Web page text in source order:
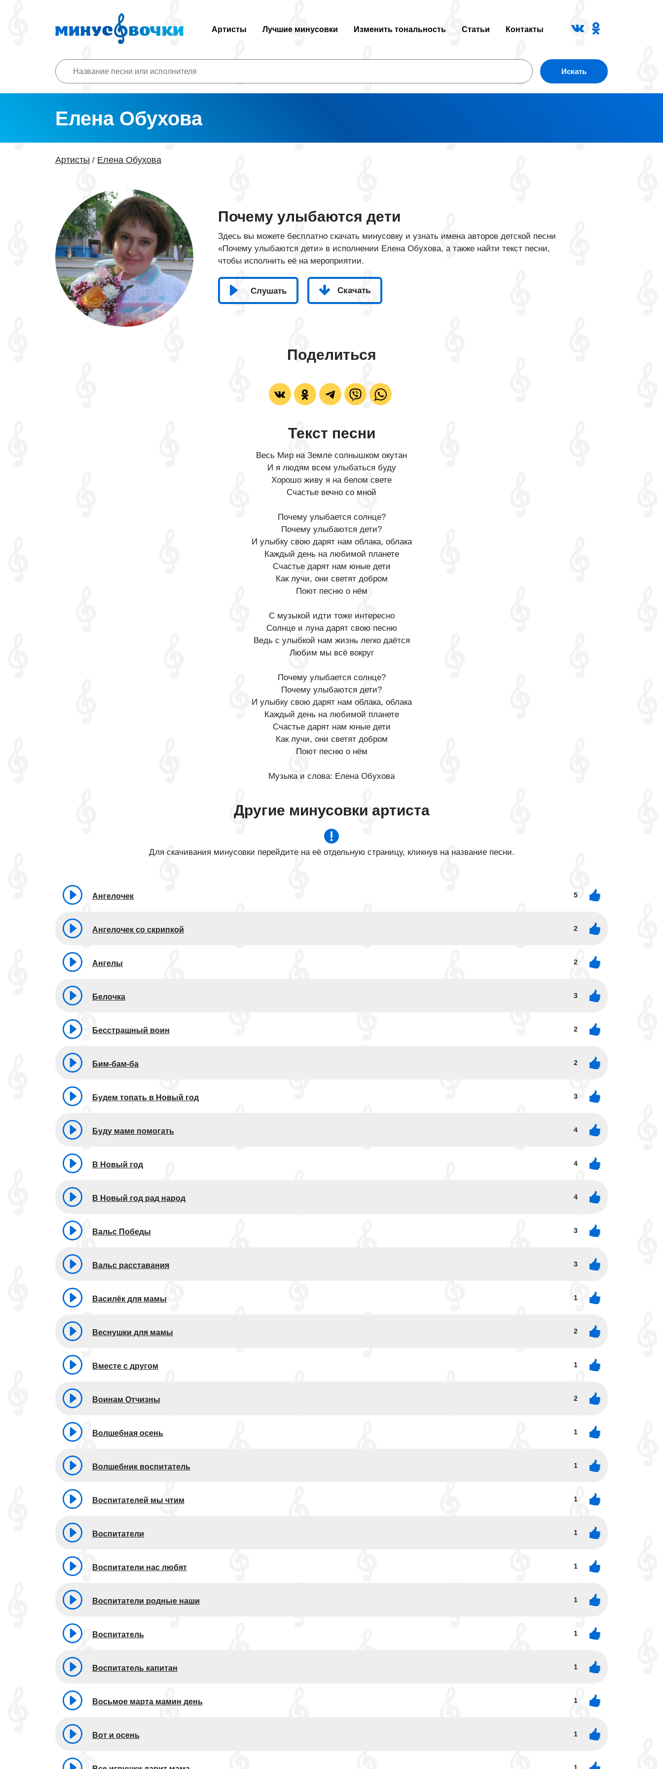
Артисты Лучшие минусовки Изменить тональность Статьи Контакты
Искать
Елена Обухова
Артисты / Елена Обухова
Почему улыбаются дети
Здесь вы можете бесплатно скачать минусовку и узнать имена авторов детской песни
«Почему улыбаются дети» в исполнении Елена Обухова, а также найти текст песни,
чтобы исполнить её на мероприятии.
Слушать Скачать
Поделиться
Текст песни
Весь Мир на Земле солнышком окутан
И я людям всем улыбаться буду
Хорошо живу я на белом свете
Счастье вечно со мной
Почему улыбается солнце?
Почему улыбаются дети?
И улыбку свою дарят нам облака, облака
Каждый день на любимой планете
Счастье дарят нам юные дети
Как лучи, они светят добром
Поют песню о нём
С музыкой идти тоже интересно
Солнце и луна дарят свою песню
Ведь с улыбкой нам жизнь легко даётся
Любим мы всё вокруг
Почему улыбается солнце?
Почему улыбаются дети?
И улыбку свою дарят нам облака, облака
Каждый день на любимой планете
Счастье дарят нам юные дети
Как лучи, они светят добром
Поют песню о нём
Музыка и слова: Елена Обухова
Другие минусовки артиста
Для скачивания минусовки перейдите на её отдельную страницу, кликнув на название песни.
Ангелочек 5
Ангелочек со скрипкой 2
Ангелы 2
Белочка 3
Бесстрашный воин 2
Бим-бам-ба 2
Будем топать в Новый год 3
Буду маме помогать 4
В Новый год 4
В Новый год рад народ 4
Вальс Победы 3
Вальс расставания 3
Василёк для мамы 1
Веснушки для мамы 2
Вместе с другом 1
Воинам Отчизны 2
Волшебная осень 1
Волшебник воспитатель 1
Воспитателей мы чтим 1
Воспитатели 1
Воспитатели нас любят 1
Воспитатели родные наши 1
Воспитатель 1
Воспитатель капитан 1
Восьмое марта мамин день 1
Вот и осень 1